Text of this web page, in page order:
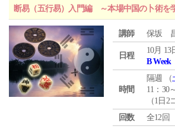
断易（五行易）入門編 ～本場中国の卜術を
講師 保坂
日程
10月 13
B Week
時間
隔週 （
11：30
（1日2
回数
全12回